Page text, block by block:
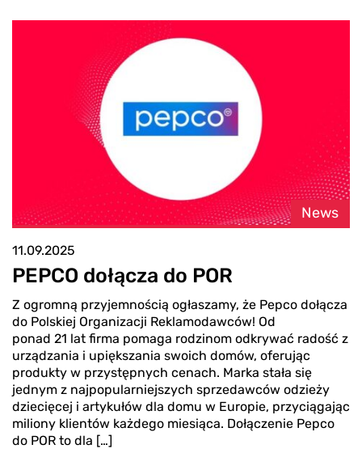
News
11.09.2025
PEPCO dołącza do POR
Z ogromną przyjemnością ogłaszamy, że Pepco dołącza
do Polskiej Organizacji Reklamodawców! Od
ponad 21 lat firma pomaga rodzinom odkrywać radość z
urządzania i upiększania swoich domów, oferując
produkty w przystępnych cenach. Marka stała się
jednym z najpopularniejszych sprzedawców odzieży
dziecięcej i artykułów dla domu w Europie, przyciągając
miliony klientów każdego miesiąca. Dołączenie Pepco
do POR to dla […]